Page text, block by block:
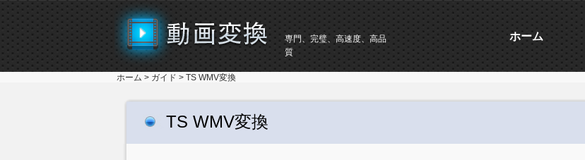
専門、完璧、高速度、高品
質
ホーム
ホーム > ガイド > TS WMV変換
TS WMV変換